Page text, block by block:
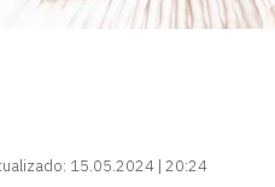
15.05.2024 | 20:24